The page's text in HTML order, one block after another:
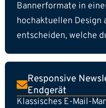
Bannerformate in
hochaktuellen Design
entscheiden, welche
Responsive
Endgerät
Klassisches E-Mail-